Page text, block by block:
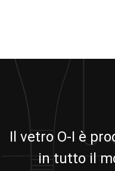
Il vetro O-I è
in tutto il